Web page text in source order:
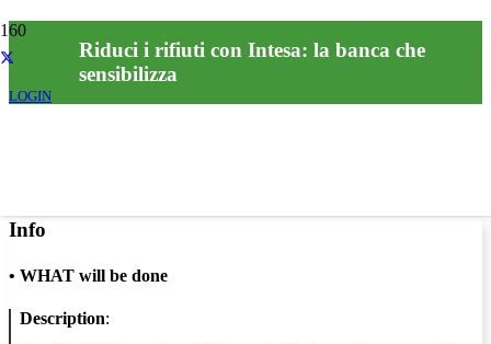
LOGIN
Riduci i rifiuti con Intesa: la banca che
sensibilizza
Info
• WHAT will be done
Description: